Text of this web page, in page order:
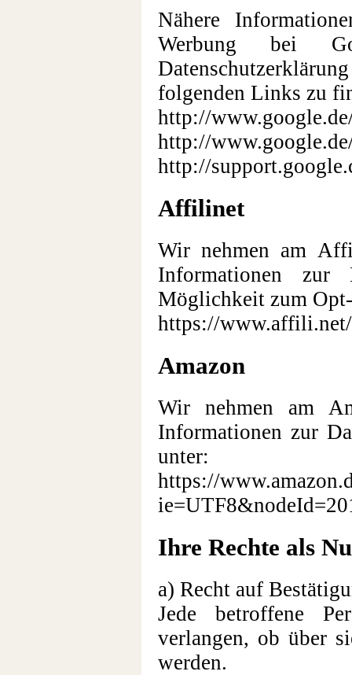
Nähere
Werbung bei
folgenden Links zu
http://
http://
http://
Affilinet
Wir nehmen am
Informationen zur
Möglichkeit zum
https://
Amazon
Wir nehmen am
Informationen zur
unter:
https://
Ihre Rechte als
a) Recht auf
Jede betroffene
verlangen, ob über
werden.